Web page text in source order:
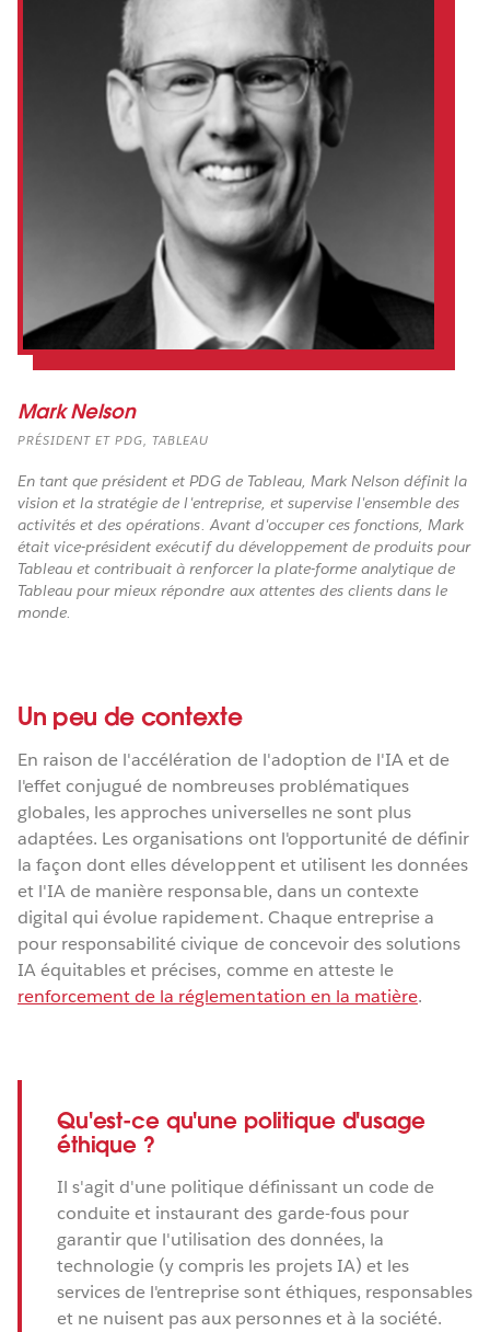
Mark Nelson
PRÉSIDENT ET PDG, TABLEAU
En tant que président et PDG de Tableau, Mark Nelson définit la
vision et la stratégie de l'entreprise, et supervise l'ensemble des
activités et des opérations. Avant d'occuper ces fonctions, Mark
était vice-président exécutif du développement de produits pour
Tableau et contribuait à renforcer la plate-forme analytique de
Tableau pour mieux répondre aux attentes des clients dans le
monde.
Un peu de contexte
En raison de l'accélération de l'adoption de l'IA et de
l'effet conjugué de nombreuses problématiques
globales, les approches universelles ne sont plus
adaptées. Les organisations ont l'opportunité de définir
la façon dont elles développent et utilisent les données
et l'IA de manière responsable, dans un contexte
digital qui évolue rapidement. Chaque entreprise a
pour responsabilité civique de concevoir des solutions
IA équitables et précises, comme en atteste le
renforcement de la réglementation en la matière.
Qu'est-ce qu'une politique d'usage
éthique ?
Il s'agit d'une politique définissant un code de
conduite et instaurant des garde-fous pour
garantir que l'utilisation des données, la
technologie (y compris les projets IA) et les
services de l'entreprise sont éthiques, responsables
et ne nuisent pas aux personnes et à la société.